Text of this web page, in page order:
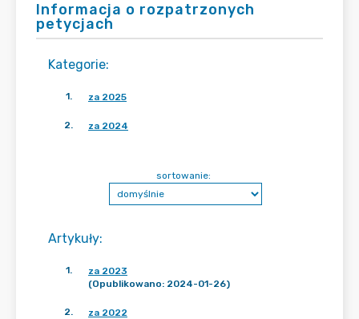
Informacja o rozpatrzonych
petycjach
Kategorie:
1. za 2025
2. za 2024
Artykuły:
sortowanie:
1.
za 2023
(Opublikowano: 2024-01-26)
2.
za 2022